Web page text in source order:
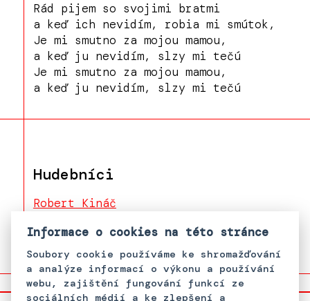
Rád pijem so svojimi bratmi
a keď ich nevidím, robia mi smútok,
Je mi smutno za mojou mamou,
a keď ju nevidím, slzy mi tečú
Je mi smutno za mojou mamou,
a keď ju nevidím, slzy mi tečú
Hudebníci
Robert Kináč
Informace o cookies na této stránce
Soubory cookie používáme ke shromažďování
a analýze informací o výkonu a používání
webu, zajištění fungování funkcí ze
sociálních médií a ke zlepšení a